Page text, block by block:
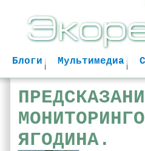
Мультимедиа
Блоги
ЯГОДИНА.